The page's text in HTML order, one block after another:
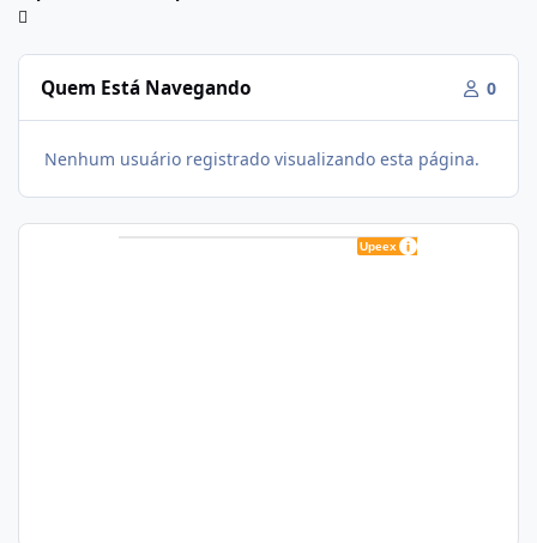
Quem Está Navegando 0
Nenhum usuário registrado visualizando esta página.